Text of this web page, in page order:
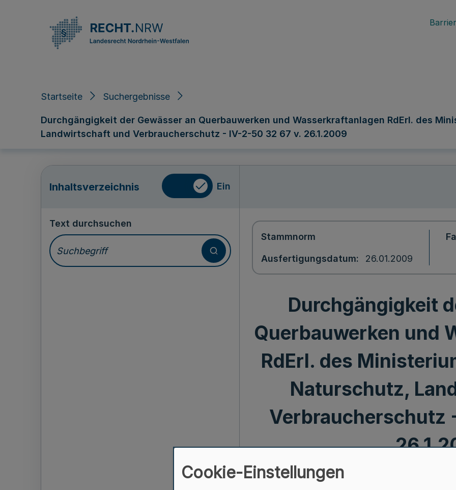
Startseite Suchergebnisse
Durchgängigkeit der Gewässer an Querbauwerken und Wasserkraftanlagen RdErl. des
Landwirtschaft und Verbraucherschutz - IV-2-50 32 67 v. 26.1.2009
Inhaltsverzeichnis Ein
Text durchsuchen
Stammnorm
Ausfertigungsdatum 26.01.2009
Durchgängigkeit
Querbauwerken und
RdErl. des
Naturschutz,
Verbraucherschutz
Cookie-Einstellungen